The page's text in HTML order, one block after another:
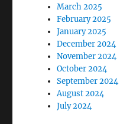
March 2025
February 2025
January 2025
December 2024
November 2024
October 2024
September 2024
August 2024
July 2024